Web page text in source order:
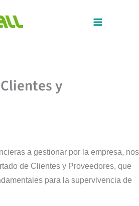
y
a gestionar por la empresa, nos
de Clientes y Proveedores, que
para la supervivencia de